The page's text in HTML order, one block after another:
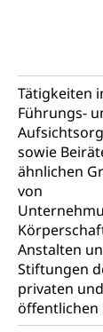
Tätigkeiten
Führungs-
sowie
ähnlichen
von
Anstalten
Stiftungen
privaten
öffentlichen
Staat und